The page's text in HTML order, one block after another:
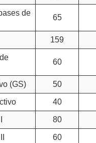
de
65
159
60
(GS) 50
40
80
60